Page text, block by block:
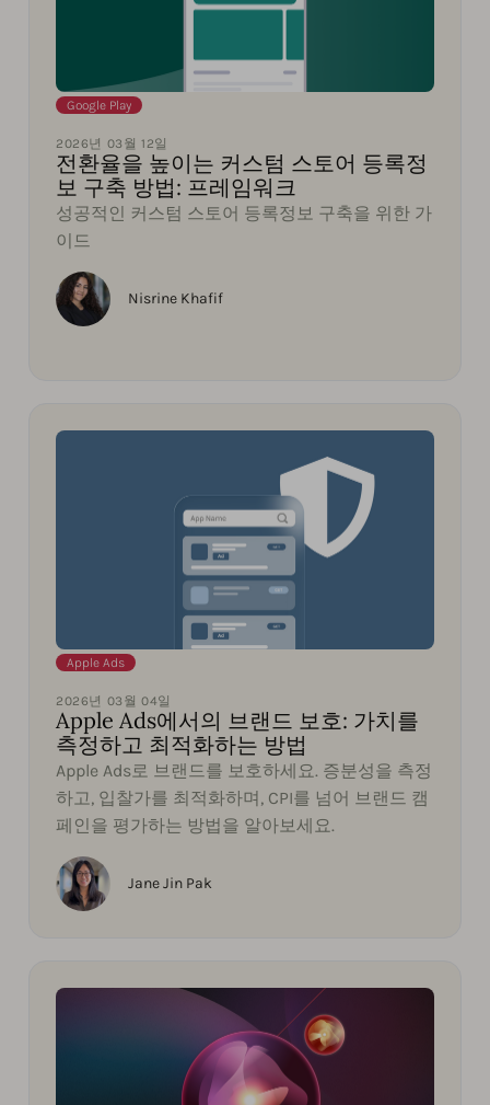
Google Play
2026년 03월 12일
전환율을 높이는 커스텀 스토어 등록정
보 구축 방법: 프레임워크
성공적인 커스텀 스토어 등록정보 구축을 위한 가
이드
Nisrine Khafif
Apple Ads
2026년 03월 04일
Apple Ads에서의 브랜드 보호: 가치를
측정하고 최적화하는 방법
Apple Ads로 브랜드를 보호하세요. 증분성을 측정
하고, 입찰가를 최적화하며, CPI를 넘어 브랜드 캠
페인을 평가하는 방법을 알아보세요.
Jane Jin Pak